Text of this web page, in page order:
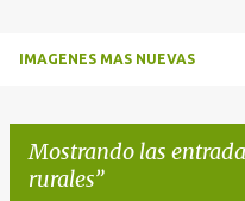
IMAGENES MAS NUEVAS
Mostrando las
rurales